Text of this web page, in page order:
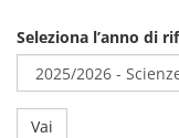
Seleziona l’anno di
Vai